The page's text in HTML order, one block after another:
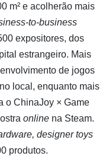
m² e acolherão mais
to-business
expositores, dos
estrangeiro. Mais
de jogos
local, enquanto mais
o ChinaJoy × Game
online na Steam.
designer toys
produtos.